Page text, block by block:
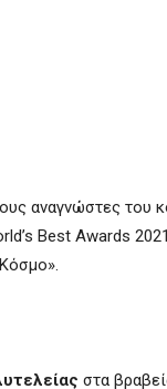
αναγνώστες του
Best Awards
στα